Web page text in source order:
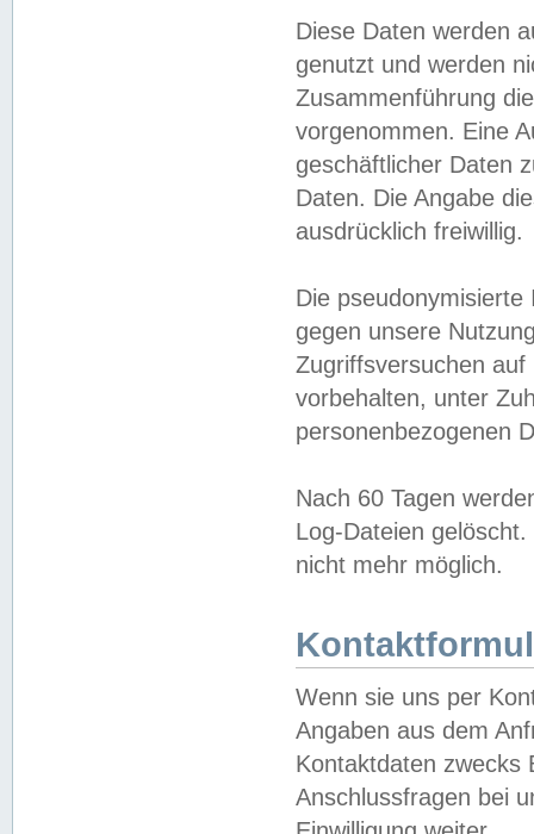
Diese Daten werden
genutzt und werden
Zusammenführung
vorgenommen. Eine
geschäftlicher Daten
Daten. Die Angabe
ausdrücklich freiwillig.
Die
gegen unsere
Zugriffsversuchen
vorbehalten, unter
personenbezogenen
Nach 60 Tagen
Log-Dateien
nicht mehr möglich.
Wenn sie uns per
Angaben aus dem
Kontaktdaten zwecks
Anschlussfragen bei